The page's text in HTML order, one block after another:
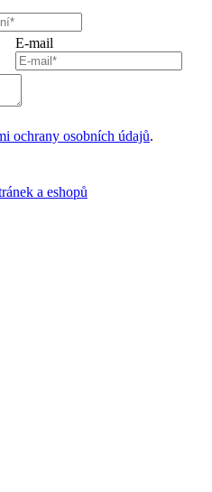
E-mail
ochrany osobních údajů.
a eshopů